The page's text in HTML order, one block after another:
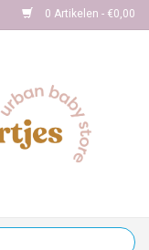
0 Artikelen - €0,00